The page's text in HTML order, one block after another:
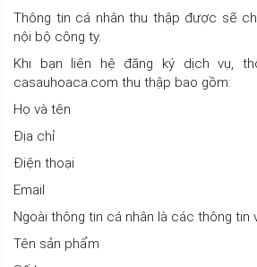
Thông tin cá nhân thu thập được sẽ
nội bộ công ty.
Khi bạn liên hệ đăng ký dịch vụ,
casauhoaca.com thu thập bao gồm:
Họ và tên
Địa chỉ
Điện thoại
Email
Ngoài thông tin cá nhân là các thông tin
Tên sản phẩm